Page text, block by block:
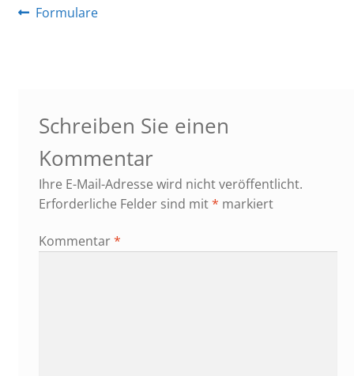
Beitragsnavigation
Vorheriger
Formulare
Schreiben Sie einen
Kommentar
Ihre E-Mail-Adresse wird nicht veröffentlicht.
Erforderliche Felder sind mit* markiert
Kommentar*